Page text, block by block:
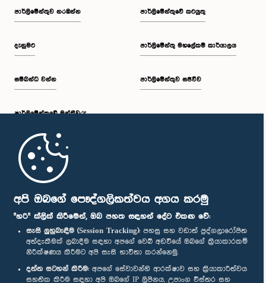
අපි ඔබගේ පෞද්ගලිකත්වය අගය කරමු
"හරි" ක්ලික් කිරීමෙන්, ඔබ පහත සඳහන් දේට එකඟ වේ:
සැසි ලුහුබැඳීම (Session Tracking): පහසු සහ වඩාත් පුද්ගලාරෝපිත
අත්දැකීමක් ලබාදීම සඳහා අපගේ වෙබ් අඩවියේ ඔබගේ ක්‍රියාකාරකම්
නිරීක්ෂණය කිරීමට අපි සැසි භාවිතා කරන්නෙමු.
දත්ත සටහන් කිරීම: අපගේ සේවාවන්හි ආරක්ෂාව සහ ක්‍රියාකාරීත්වය
සහතික කිරීම සඳහා අපි ඔබගේ IP ලිපිනය, උපාංග විස්තර සහ
පාර්ලි‌මේන්තුව නරඹන්න
දැනුමට
සම්බන්ධ වන්න
පාර්ලි‌මේන්තුවේ මන්ත්‍රීවරු
මුල් පිටුව
පාර්ලිමේන්තුවේ කටයුතු
පාර්ලිමේන්තු මහලේකම් කාර්යාලය
පාර්ලිමේන්තුව සජීවීව
පාර්ලිමේන්තු ජංගම යෙදුම
අප හා සම්බන්ධ වී සිටින්න :